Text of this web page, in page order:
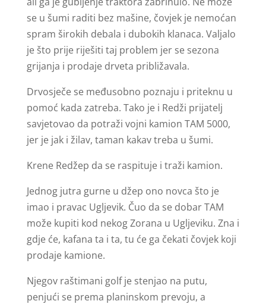
se u šumi raditi bez mašine, čovjek je nemoćan
spram širokih debala i dubokih klanaca. Valjalo
je što prije riješiti taj problem jer se sezona
grijanja i prodaje drveta približavala.
Drvosječe se međusobno poznaju i priteknu u
pomoć kada zatreba. Tako je i Redži prijatelj
savjetovao da potraži vojni kamion TAM 5000,
jer je jak i žilav, taman kakav treba u šumi.
Krene Redžep da se raspituje i traži kamion.
Jednog jutra gurne u džep ono novca što je
imao i pravac Ugljevik. Čuo da se dobar TAM
može kupiti kod nekog Zorana u Ugljeviku. Zna i
gdje će, kafana ta i ta, tu će ga čekati čovjek koji
prodaje kamione.
Njegov raštimani golf je stenjao na putu,
penjući se prema planinskom prevoju, a